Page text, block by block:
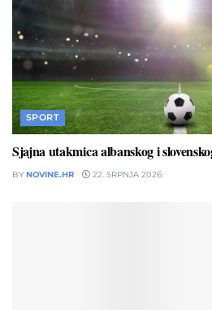
SPORT
Sjajna utakmica albanskog i
BY NOVINE.HR 22. SRPNJA 2026.